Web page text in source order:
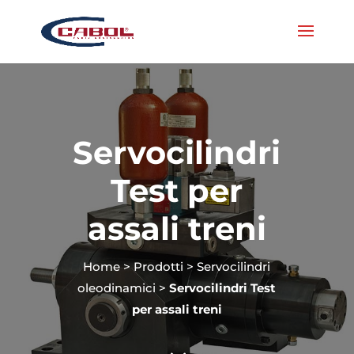
Servocilindri
Test per
assali treni
Home>Prodotti >Servocilindri
oleodinamici >Servocilindri Test
per assali treni